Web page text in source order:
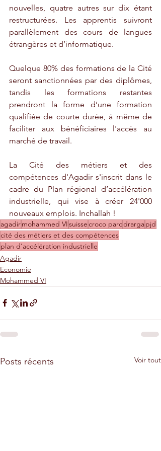
nouvelles, quatre autres sur dix étant
restructurées. Les apprentis suivront
parallèlement des cours de langues
étrangères et d’informatique.
Quelque 80% des formations de la Cité
seront sanctionnées par des diplômes,
tandis les formations restantes
prendront la forme d’une formation
qualifiée de courte durée, à même de
faciliter aux bénéficiaires l'accès au
marché de travail.
La Cité des métiers et des
compétences d'Agadir s'inscrit dans le
cadre du Plan régional d’accélération
industrielle, qui vise à créer 24'000
nouveaux emplois. Inchallah !
agadirmohammed VIsuissecroco parcdrargapjd
cité des métiers et des compétences
plan d'accélération industrielle
Agadir
Economie
Mohammed VI
Posts récents Voir tout